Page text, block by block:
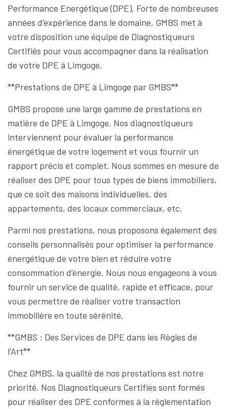
Performance Energétique (DPE). Forte de nombreuses
années d’expérience dans le domaine, GMBS met à
votre disposition une équipe de Diagnostiqueurs
Certifiés pour vous accompagner dans la réalisation
de votre DPE à Limgoge.
**Prestations de DPE à Limgoge par GMBS**
GMBS propose une large gamme de prestations en
matière de DPE à Limgoge. Nos diagnostiqueurs
interviennent pour évaluer la performance
énergétique de votre logement et vous fournir un
rapport précis et complet. Nous sommes en mesure de
réaliser des DPE pour tous types de biens immobiliers,
que ce soit des maisons individuelles, des
appartements, des locaux commerciaux, etc.
Parmi nos prestations, nous proposons également des
conseils personnalisés pour optimiser la performance
énergétique de votre bien et réduire votre
consommation d’énergie. Nous nous engageons à vous
fournir un service de qualité, rapide et efficace, pour
vous permettre de réaliser votre transaction
immobilière en toute sérénité.
**GMBS : Des Services de DPE dans les Règles de
l’Art**
Chez GMBS, la qualité de nos prestations est notre
priorité. Nos Diagnostiqueurs Certifiés sont formés
pour réaliser des DPE conformes à la réglementation